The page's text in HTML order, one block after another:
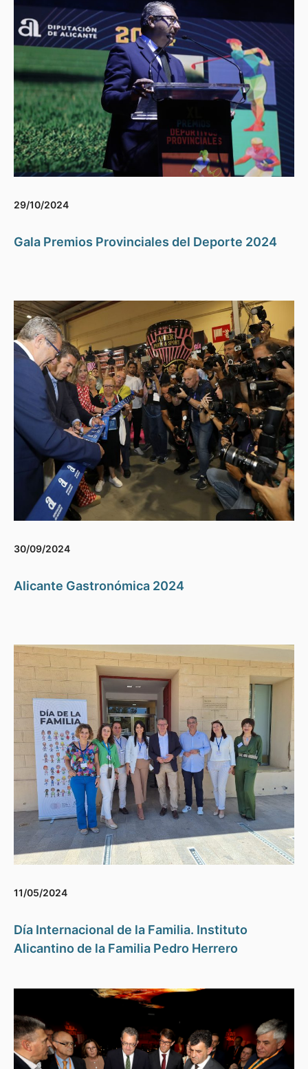
29/10/2024
Gala Premios Provinciales del Deporte 2024
30/09/2024
Alicante Gastronómica 2024
11/05/2024
Día Internacional de la Familia. Instituto
Alicantino de la Familia Pedro Herrero